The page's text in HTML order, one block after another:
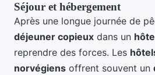
Séjour et hébergement
Après une longue journée de
déjeuner copieux dans un
reprendre des forces. Les
norvégiens offrent souvent un